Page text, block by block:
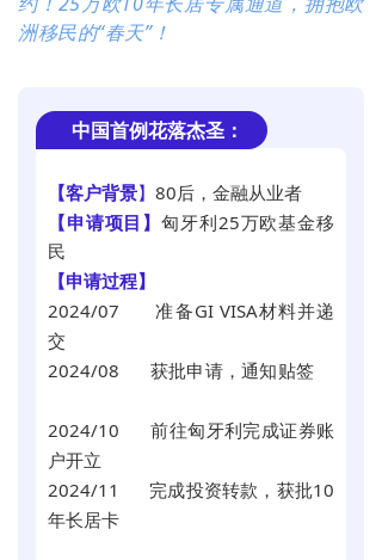
洲移民的“春天”！
中国首例花落杰圣：
【客户背景】 80后，金融从业者
【申请项目】匈牙利25万欧基金移
民
【申请过程】
2024/07 准备GI VISA材料并递
交
2024/08 获批申请，通知贴签
2024/10 前往匈牙利完成证券账
户开立
2024/11 完成投资转款， 获批10
年长居卡